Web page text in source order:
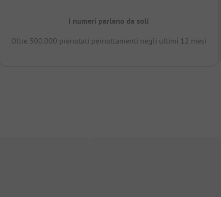
I numeri parlano da soli
Oltre 500.000 prenotati pernottamenti negli ultimi 12 mesi